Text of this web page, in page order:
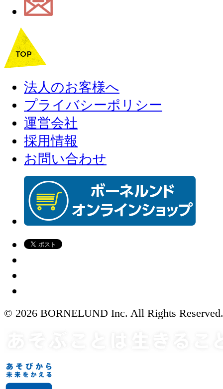
法人のお客様へ
プライバシーポリシー
運営会社
採用情報
お問い合わせ
© 2026 BORNELUND Inc. All Rights Reserved.